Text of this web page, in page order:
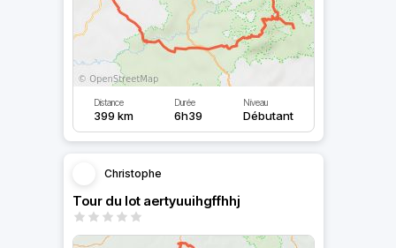
Distance
399 km
Durée
6h39
Niveau
Débutant
Christophe
Tour du lot aertyuuihgffhhj